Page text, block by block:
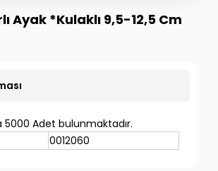
Ayak *Kulaklı 9,5-12,5 Cm
5000 Adet bulunmaktadır.
0012060